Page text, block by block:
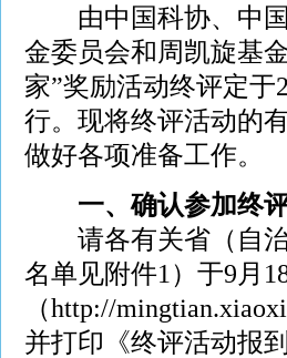
由中国科协、中国
金委员会和周凯旋基
家”奖励活动终评定于
行。现将终评活动的
做好各项准备工作。
一、确认参加终
请各有关省（自治
名单见附件1）于9月
（http://
并打印《终评活动报